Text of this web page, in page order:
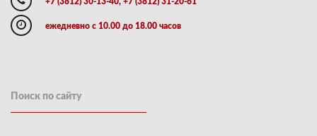
ежедневно с 10.00 до 18.00 часов